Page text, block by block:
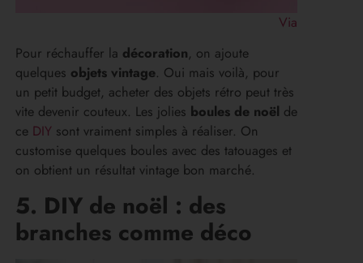
Via
Pour réchauffer la décoration, on ajoute
quelques objets vintage. Oui mais voilà, pour
un petit budget, acheter des objets rétro peut très
vite devenir couteux. Les jolies boules de noël de
ce DIY sont vraiment simples à réaliser. On
customise quelques boules avec des tatouages et
on obtient un résultat vintage bon marché.
5. DIY de noël : des
branches comme déco